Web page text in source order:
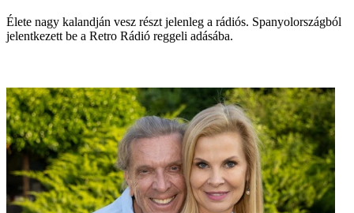
Élete nagy kalandján vesz részt jelenleg a rádiós. Spanyolországból
jelentkezett be a Retro Rádió reggeli adásába.